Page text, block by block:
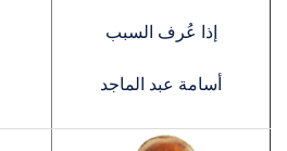
إذا عُرف السبب
أسامة عبد الماجد